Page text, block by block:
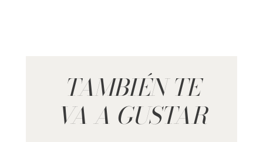
TAMBIÉN TE
VA A GUSTAR